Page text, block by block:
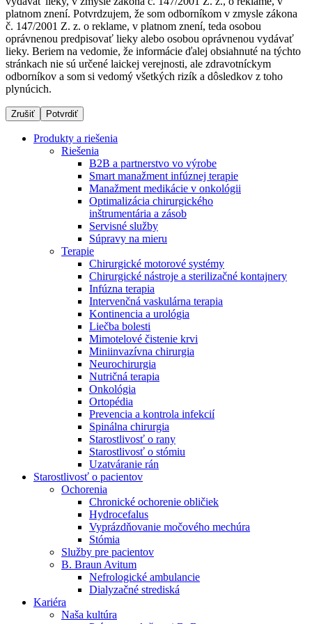
Produktový katalóg​
Objavte naše produkty. ​Navštívte produktový katalóg B.
Braun​ s našim kompletným produktovým portfóliom.​
Dialyzačné strediská
B. Braun Avitum poskytuje kvalitnú dialyzačnú starostlivosť
vo všetkých svojich strediskách na Slovensku. Viac
Nefrologické ambulancie
V nefrologických ambulanciách prevádzkujeme poradenstvo
a prípravu pacientov k jednotlivým metódam náhrady funkcie
obličiek. Zvoľte si mesto, ktoré potrebujete a navštívte nás.
Zostaňte v dialógu s B. Braun. Kontaktujte nás.
platnom znení. Potvrdzujem, že som odborníkom v zmysle zákona
č. 147/2001 Z. z. o reklame, v platnom znení, teda osobou
oprávnenou predpisovať lieky alebo osobou oprávnenou vydávať
lieky. Beriem na vedomie, že informácie ďalej obsiahnuté na týchto
stránkach nie sú určené laickej verejnosti, ale zdravotníckym
odborníkov a som si vedomý všetkých rizík a dôsledkov z toho
plynúcich.
Zrušiť Potvrdiť
Produkty a riešenia
Riešenia
B2B a partnerstvo vo výrobe
Smart manažment infúznej terapie
Manažment medikácie v onkológii
Optimalizácia chirurgického
inštrumentária a zásob
Servisné služby
Súpravy na mieru
Terapie
Chirurgické motorové systémy
Chirurgické nástroje a sterilizačné kontajnery
Infúzna terapia
Intervenčná vaskulárna terapia
Kontinencia a urológia
Liečba bolesti
Mimotelové čistenie krvi
Miniinvazívna chirurgia
Neurochirurgia
Nutričná terapia
Onkológia
Ortopédia
Prevencia a kontrola infekcií
Spinálna chirurgia
Starostlivosť o rany
Starostlivosť o stómiu
Uzatváranie rán
Starostlivosť o pacientov
Ochorenia
Chronické ochorenie obličiek
Hydrocefalus
Vyprázdňovanie močového mechúra
Stómia
Služby pre pacientov
B. Braun Avitum
Nefrologické ambulancie
Dialyzačné strediská
Kariéra
Naša kultúra